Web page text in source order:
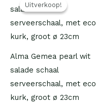
Uitverkoop!
Uitverkoop!
Alma Gemea pearl wit
salade schaal
serveerschaal, met eco
kurk, groot ø 23cm
was:
€ 42,50.
is:
€ 29,95.